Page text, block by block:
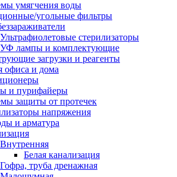
умягчения воды
угольные фильтры
Ультрафиолетовые стерилизаторы
УФ лампы и комплектующие
загрузки и реагенты
офиса и дома
и пурифайеры
защиты от протечек
напряжения
и арматура
Внутренняя
Белая канализация
Гофра, труба дренажная